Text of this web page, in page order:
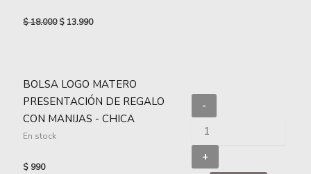
$18.000 $ 13.990
BOLSA LOGO MATERO
PRESENTACIÓN DE REGALO
CON MANIJAS - CHICA
En stock
$ 990
-
+